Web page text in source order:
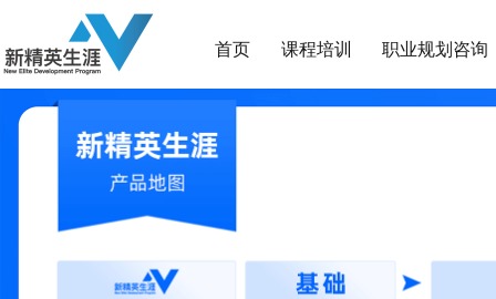
首页 课程培训 职业规划咨询